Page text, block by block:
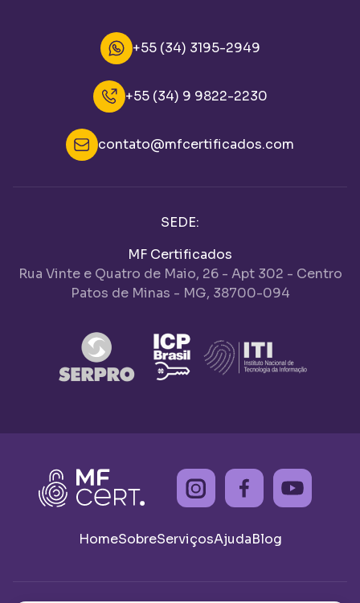
+55 (34) 3195-2949
+55 (34) 9 9822-2230
contato@mfcertificados.com
SEDE:
MF Certificados
Rua Vinte e Quatro de Maio, 26 - Apt 302 - Centro
Patos de Minas - MG, 38700-094
HomeSobreServiçosAjudaBlog